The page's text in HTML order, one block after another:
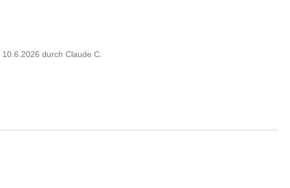
10.6.2026 durchClaude C.